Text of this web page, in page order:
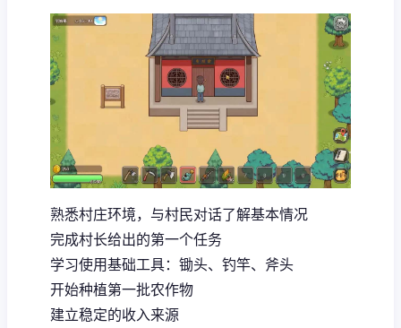
熟悉村庄环境，与村民对话了解基本情况
完成村长给出的第一个任务
学习使用基础工具：锄头、钓竿、斧头
开始种植第一批农作物
建立稳定的收入来源